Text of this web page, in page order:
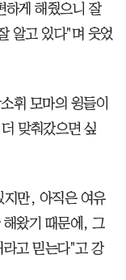
하게 해줬으니 잘
알고 있다"며 웃었
휘 모마의 윙들이
맞춰갔으면 싶
지만, 아직은 여유
해왔기 때문에, 그
고 믿는다"고 강